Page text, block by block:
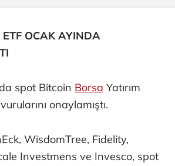
ETF OCAK AYINDA
spot Bitcoin Borsa Yatırım
onaylamıştı.
WisdomTree, Fidelity,
Investmens ve Invesco, spot